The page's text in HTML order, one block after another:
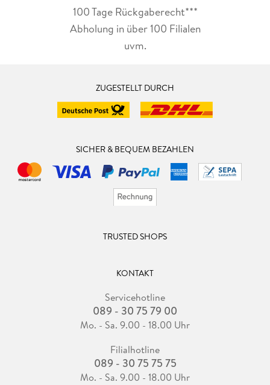
100 Tage Rückgaberecht***
Abholung in über 100 Filialen
uvm.
ZUGESTELLT DURCH
SICHER & BEQUEM BEZAHLEN
TRUSTED SHOPS
KONTAKT
Servicehotline
089 - 30 75 79 00
Mo. - Sa. 9.00 - 18.00 Uhr
Filialhotline
089 - 30 75 75 75
Mo. - Sa. 9.00 - 18.00 Uhr